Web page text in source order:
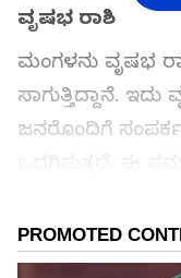
​​ವೃಷಭ ರಾಶಿ
ಮಂಗಳನು ​​ವೃಷಭ
ಸಾಗುತ್ತಿದ್ದಾನೆ.
ಜನರೊಂದಿಗೆ
ವೃತ್ತಿಜೀವನವನ್ನು
ಹೊಂದುವಿರಿ. ನಿಮ್ಮ